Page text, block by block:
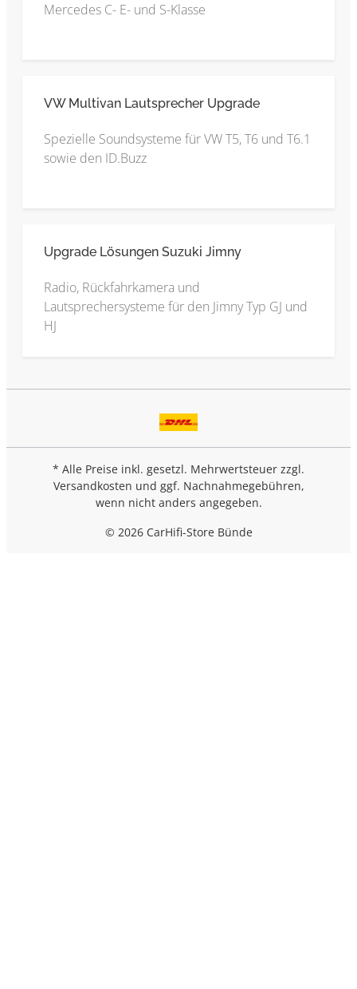
Mercedes C- E- und S-Klasse
VW Multivan Lautsprecher Upgrade
Spezielle Soundsysteme für VW T5, T6 und T6.1
sowie den ID.Buzz
Upgrade Lösungen Suzuki Jimny
Radio, Rückfahrkamera und
Lautsprechersysteme für den Jimny Typ GJ und
HJ
* Alle Preise inkl. gesetzl. Mehrwertsteuer zzgl.
Versandkosten und ggf. Nachnahmegebühren,
wenn nicht anders angegeben.
© 2026 CarHifi-Store Bünde